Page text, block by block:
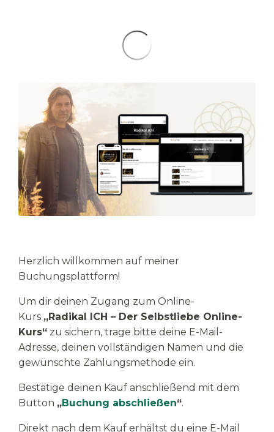
Herzlich willkommen auf meiner
Buchungsplattform!
Um dir deinen Zugang zum Online-
Kurs „Radikal ICH – Der Selbstliebe Online-
Kurs“ zu sichern, trage bitte deine E-Mail-
Adresse, deinen vollständigen Namen und die
gewünschte Zahlungsmethode ein.
Bestätige deinen Kauf anschließend mit dem
Button „Buchung abschließen“.
Direkt nach dem Kauf erhältst du eine E-Mail